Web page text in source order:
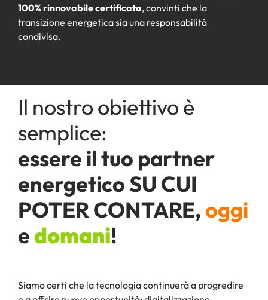
100% rinnovabile certificata, convinti che la
transizione energetica sia una responsabilità
condivisa.
Il nostro obiettivo è
semplice:
essere il tuo partner
energetico SU CUI
POTER CONTARE,oggi
edomani!
Siamo certi che la tecnologia continuerà a progredire